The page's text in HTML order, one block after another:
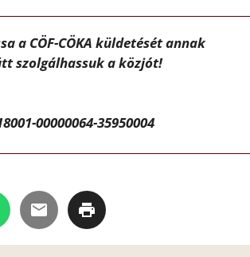
a CÖF-CÖKA küldetését annak
szolgálhassuk a közjót!
00000064-35950004